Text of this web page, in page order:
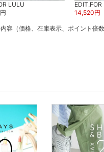
LULU
円
EDIT.FOR
14,520円
容（価格、在庫表示、ポイント倍